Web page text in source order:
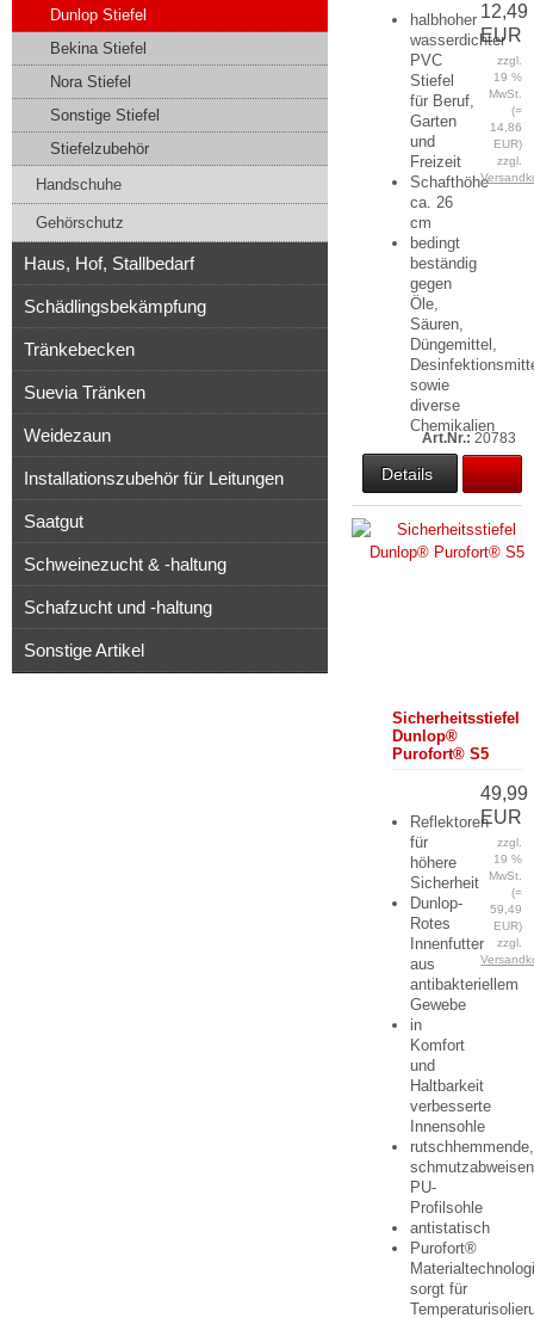
halbhoher
wasserdichter
PVC
Stiefel
für Beruf,
Garten
und
Freizeit
Schafthöhe
ca. 26
cm
bedingt
beständig
gegen
Öle,
Säuren,
Düngemittel,
sowie
diverse
Chemikalien
12,49
EUR
zzgl.
19 %
MwSt.
(=
14,86
EUR)
zzgl.
Art.Nr.: 20783
Details
Sicherheitsstiefel
Dunlop®
Purofort® S5
Reflektoren
für
höhere
Sicherheit
Dunlop-
Rotes
Innenfutter
aus
antibakteriellem
Gewebe
in
Komfort
und
Haltbarkeit
verbesserte
Innensohle
rutschhemmende,
PU-
Profilsohle
antistatisch
Purofort®
sorgt für
49,99
EUR
zzgl.
19 %
MwSt.
(=
59,49
EUR)
zzgl.
Dunlop Stiefel
Bekina Stiefel
Nora Stiefel
Sonstige Stiefel
Stiefelzubehör
Handschuhe
Gehörschutz
Haus, Hof, Stallbedarf
Schädlingsbekämpfung
Tränkebecken
Suevia Tränken
Weidezaun
Installationszubehör für Leitungen
Saatgut
Schweinezucht & -haltung
Schafzucht und -haltung
Sonstige Artikel